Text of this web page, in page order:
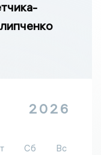
2026
Сб
Вс